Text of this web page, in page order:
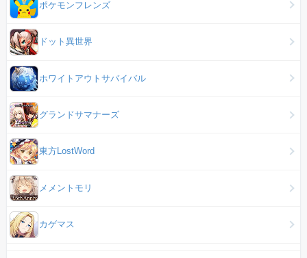
ポケモンフレンズ
ドット異世界
ホワイトアウトサバイバル
グランドサマナーズ
東方LostWord
メメントモリ
カゲマス